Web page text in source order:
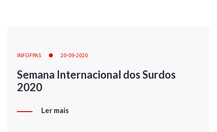
INFOFPAS 20-09-2020
Semana Internacional dos Surdos
2020
Ler mais